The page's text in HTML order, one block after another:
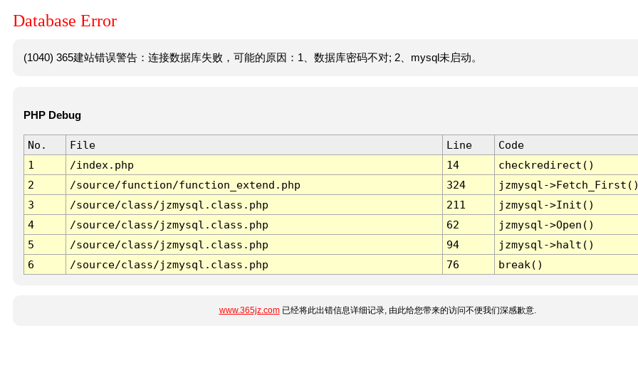
Database Error
(1040) 365建站错误警告：连接数据库失败，可能的原因：1、数据库密码不对; 2、mysql未启动。
PHP Debug
No. File Line
Code
1
/index.php 14
checkredirect()
2
/source/function/function_extend.php 324
jzmysql-
3
/source/class/jzmysql.class.php 211
jzmysql->Init()
4
/source/class/jzmysql.class.php 62
jzmysql->Open()
5
/source/class/jzmysql.class.php 94
jzmysql->halt()
6
/source/class/jzmysql.class.php 76 break()
www.365jz.com已经将此出错信息详细记录, 由此给您带来的访问不便我们深感歉意.